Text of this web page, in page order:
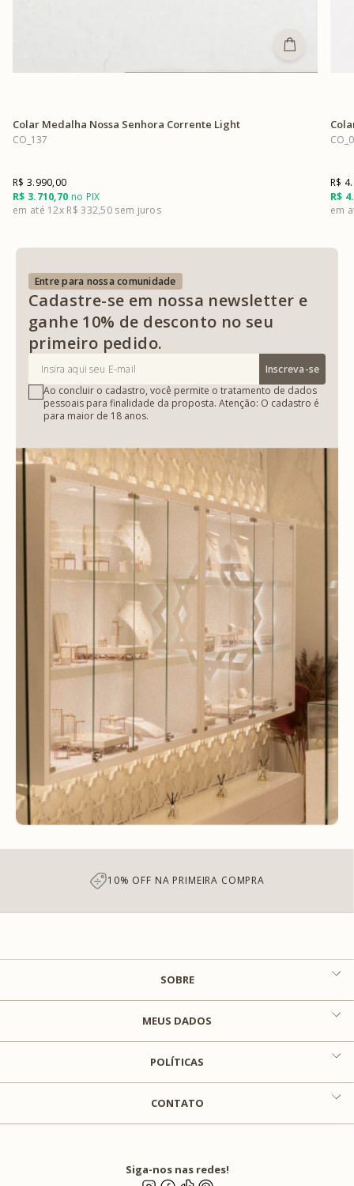
Colar Medalha Nossa Senhora Corrente Light
CO_137
R$ 3.710,70 no PIX
R$ 3.990,00
12x R$ 332,50
R$
R$
Entre para nossa comunidade
Cadastre-se em nossa newsletter e
ganhe 10% de desconto no seu
primeiro pedido.
Inscreva-se
Ao concluir o cadastro, você permite o tratamento de dados
pessoais para finalidade da proposta. Atenção: O cadastro é
para maior de 18 anos.
10% OFF NA PRIMEIRA COMPRA
SOBRE
MEUS DADOS
POLÍTICAS
CONTATO
Siga-nos nas redes!